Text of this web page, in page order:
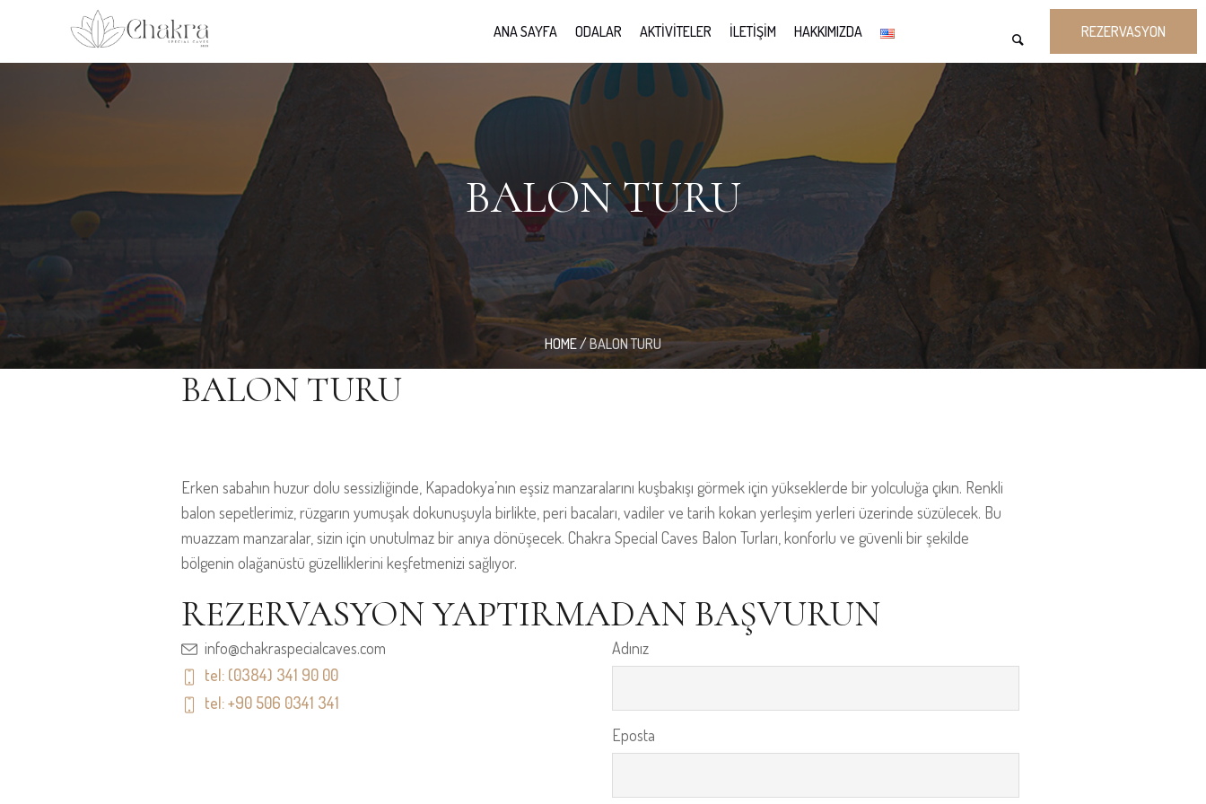
ANA SAYFA ODALAR AKTIVITELER İLETIŞIM HAKKIMIZDA REZERVASYON
BALON TURU
HOME/BALON TURU
BALON TURU
Erken sabahın huzur dolu sessizliğinde, Kapadokya’nın eşsiz manzaralarını kuşbakışı görmek için yükseklerde bir yolculuğa çıkın. Renkli
balon sepetlerimiz, rüzgarın yumuşak dokunuşuyla birlikte, peri bacaları, vadiler ve tarih kokan yerleşim yerleri üzerinde süzülecek. Bu
muazzam manzaralar, sizin için unutulmaz bir anıya dönüşecek. Chakra Special Caves Balon Turları, konforlu ve güvenli bir şekilde
bölgenin olağanüstü güzelliklerini keşfetmenizi sağlıyor.
REZERVASYON YAPTIRMADAN BAŞVURUN
info@chakraspecialcaves.com
tel: (0384) 341 90 00
tel: +90 506 0341 341
Adınız
Eposta